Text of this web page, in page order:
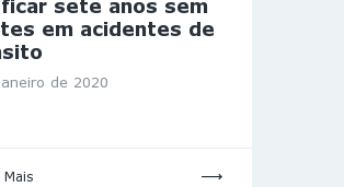
sete anos sem
em acidentes de
de 2020
Mais